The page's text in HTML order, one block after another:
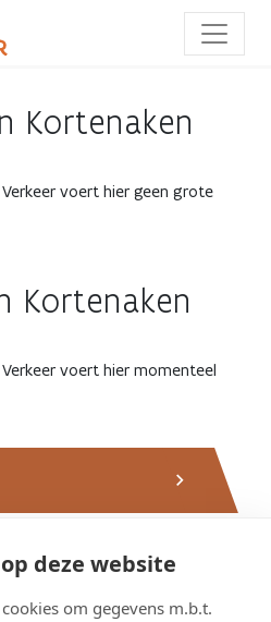
deze website
om gegevens m.b.t.
Kortenaken
voert hier geen grote
Kortenaken
voert hier momenteel